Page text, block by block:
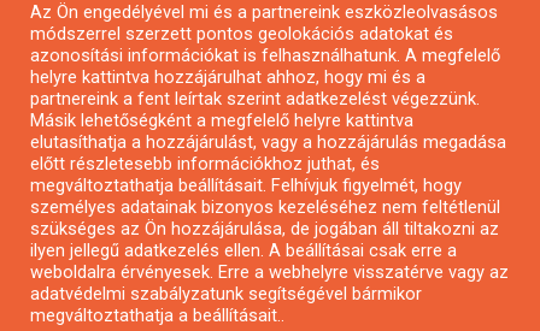
Pályázatok magánszemélyeknek
Pályázatok civil szervezeteknek
Pályázatok vállalkozásoknak
Önkormányzati pályázatok
Mezőgazdasági pályázatok
Falusi turizmus pályázatok
Napelem pályázatok
GINOP pályázatok
Az Ön engedélyével mi és a partnereink eszközleolvasásos
módszerrel szerzett pontos geolokációs adatokat és
azonosítási információkat is felhasználhatunk. A megfelelő
helyre kattintva hozzájárulhat ahhoz, hogy mi és a
partnereink a fent leírtak szerint adatkezelést végezzünk.
Másik lehetőségként a megfelelő helyre kattintva
elutasíthatja a hozzájárulást, vagy a hozzájárulás megadása
előtt részletesebb információkhoz juthat, és
megváltoztathatja beállításait. Felhívjuk figyelmét, hogy
személyes adatainak bizonyos kezeléséhez nem feltétlenül
szükséges az Ön hozzájárulása, de jogában áll tiltakozni az
ilyen jellegű adatkezelés ellen. A beállításai csak erre a
weboldalra érvényesek. Erre a webhelyre visszatérve vagy az
adatvédelmi szabályzatunk segítségével bármikor
megváltoztathatja a beállításait..